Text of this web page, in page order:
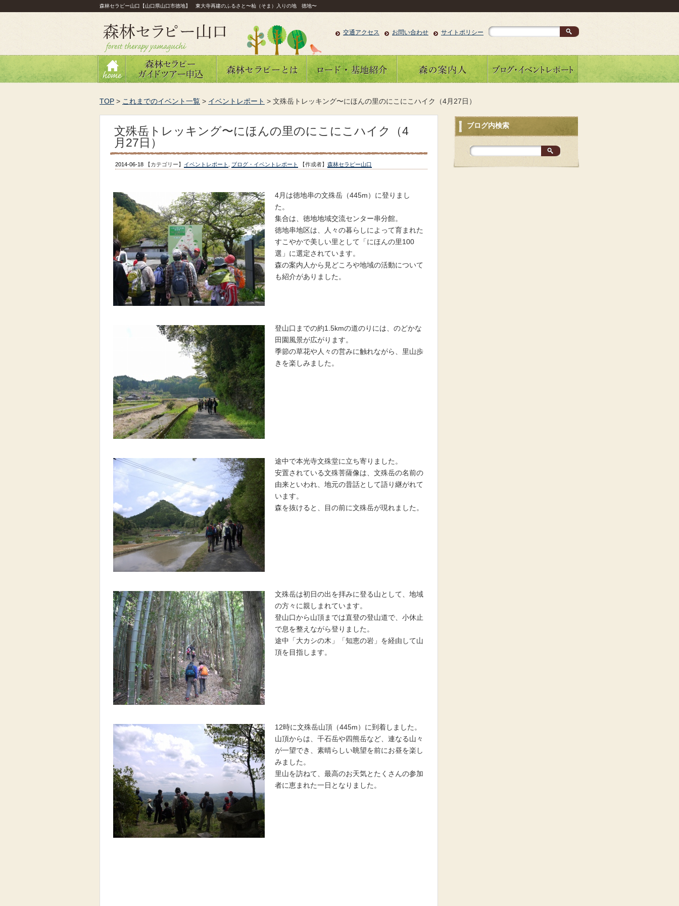
森林セラピー山口【山口県山口市徳地】 東大寺再建のふるさと〜杣（そま）入りの地 徳地〜
交通アクセス お問い合わせ サイトポリシー
TOP > これまでのイベント一覧 > イベントレポート > 文殊岳トレッキング〜にほんの里のにこにこハイク（4月27日）
文殊岳トレッキング〜にほんの里のにこにこハイク（4
月27日）
2014-06-18 【カテゴリー】 イベントレポート ブログ・イベントレポート 【作成者】 森林セラピー山口
4月は徳地串の文殊岳（445m）に登りまし
た。
集合は、徳地地域交流センター串分館。
徳地串地区は、人々の暮らしによって育まれた
すこやかで美しい里として「にほんの里100
選」に選定されています。
森の案内人から見どころや地域の活動について
も紹介がありました。
登山口までの約1.5kmの道のりには、のどかな
田園風景が広がります。
季節の草花や人々の営みに触れながら、里山歩
きを楽しみました。
途中で本光寺文殊堂に立ち寄りました。
安置されている文殊菩薩像は、文殊岳の名前の
由来といわれ、地元の昔話として語り継がれて
います。
森を抜けると、目の前に文殊岳が現れました。
文殊岳は初日の出を拝みに登る山として、地域
の方々に親しまれています。
登山口から山頂までは直登の登山道で、小休止
で息を整えながら登りました。
途中「大カシの木」「知恵の岩」を経由して山
頂を目指します。
12時に文殊岳山頂（445m）に到着しました。
山頂からは、千石岳や四熊岳など、連なる山々
が一望でき、素晴らしい眺望を前にお昼を楽し
みました。
里山を訪ねて、最高のお天気とたくさんの参加
者に恵まれた一日となりました。
ブログ内検索